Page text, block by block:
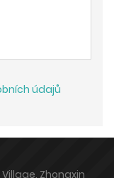
údajů
Zhongxin